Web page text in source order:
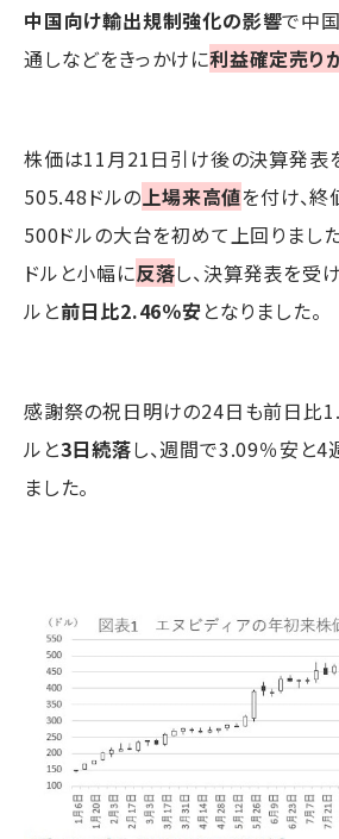
中国向け輸出規制強化の影響で中
通しなどをきっかけに利益確定売り
株価は11月21日引け後の決算発表
505.48ドルの 上場来高値を付け、
500ドルの大台を初めて上回りまし
ドルと小幅に反落し、決算発表を受
ルと前日比2.46％安となりました。
感謝祭の祝日明けの24日も前日比
ルと3日続落し、週間で3.09％安と4
ました。